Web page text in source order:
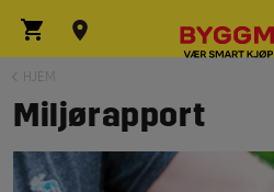
HJEM
Miljørapport